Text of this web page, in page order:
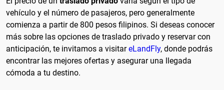
vehículo y el número de pasajeros, pero generalmente
comienza a partir de 800 pesos filipinos. Si deseas conocer
más sobre las opciones de traslado privado y reservar con
anticipación, te invitamos a visitareLandFly, donde podrás
encontrar las mejores ofertas y asegurar una llegada
cómoda a tu destino.